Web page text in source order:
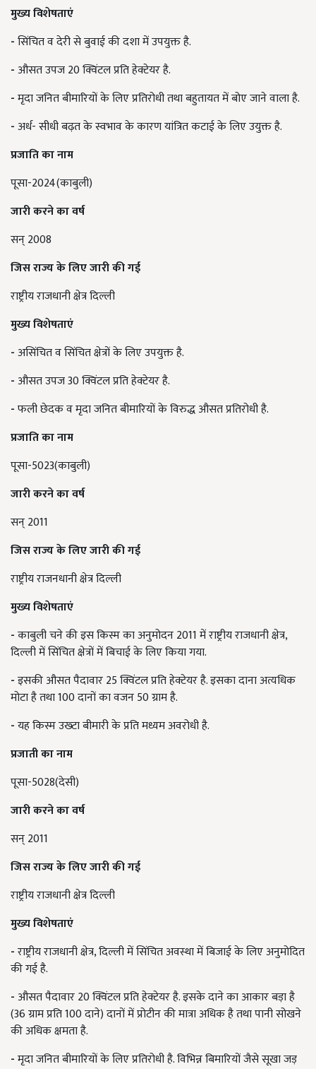
मुख्य विशेषताएं
-सिंचित व देरी से बुवाई की दशा में उपयुक्त है.
- औसत उपज 20 क्विंटल प्रति हेक्टेयर है.
-मृदा जनित बीमारियों के लिए प्रतिरोधी तथा बहुतायत में बोए जाने वाला है.
-अर्ध- सीधी बढ़त के स्वभाव के कारण यांत्रित कटाई के लिए उयुक्त है.
प्रजाति का नाम
पूसा-2024(काबुली)
जारी करने का वर्ष
सन् 2008
जिस राज्य के लिए जारी की गई
राष्ट्रीय राजधानी क्षेत्र दिल्ली
मुख्य विशेषताएं
-असिंचित व सिंचित क्षेत्रों के लिए उपयुक्त है.
- औसत उपज 30 क्विंटल प्रति हेक्टेयर है.
-फली छेदक व मृदा जनित बीमारियों के विरुद्ध औसत प्रतिरोधी है.
प्रजाति का नाम
पूसा-5023(काबुली)
जारी करने का वर्ष
सन् 2011
जिस राज्य के लिए जारी की गई
राष्ट्रीय राजनधानी क्षेत्र दिल्ली
मुख्य विशेषताएं
-काबुली चने की इस किस्म का अनुमोदन 2011 में राष्ट्रीय राजधानी क्षेत्र,
दिल्ली में सिंचित क्षेत्रों में बिचाई के लिए किया गया.
-इसकी औसत पैदावार 25 क्विंटल प्रति हेक्टेयर है. इसका दाना अत्यधिक
मोटा है तथा 100 दानों का वजन 50 ग्राम है.
-यह किस्म उख्टा बीमारी के प्रति मध्यम अवरोधी है.
प्रजाती का नाम
पूसा-5028(देसी)
जारी करने का वर्ष
सन् 2011
जिस राज्य के लिए जारी की गई
राष्ट्रीय राजधानी क्षेत्र दिल्ली
मुख्य विशेषताएं
-राष्ट्रीय राजधानी क्षेत्र, दिल्ली में सिंचित अवस्था में बिजाई के लिए अनुमोदित
की गई है.
- औसत पैदावार 20 क्विंटल प्रति हेक्टेयर है. इसके दाने का आकार बड़ा है
(36 ग्राम प्रति 100 दाने) दानों में प्रोटीन की मात्रा अधिक है तथा पानी सोखने
की अधिक क्षमता है.
-मृदा जनित बीमारियों के लिए प्रतिरोधी है. विभिन्न बिमारियों जैसे सूखा जड़